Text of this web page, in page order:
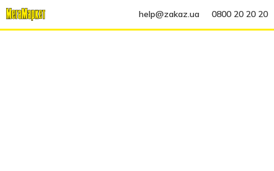
help@zakaz.ua 0800 20 20 20